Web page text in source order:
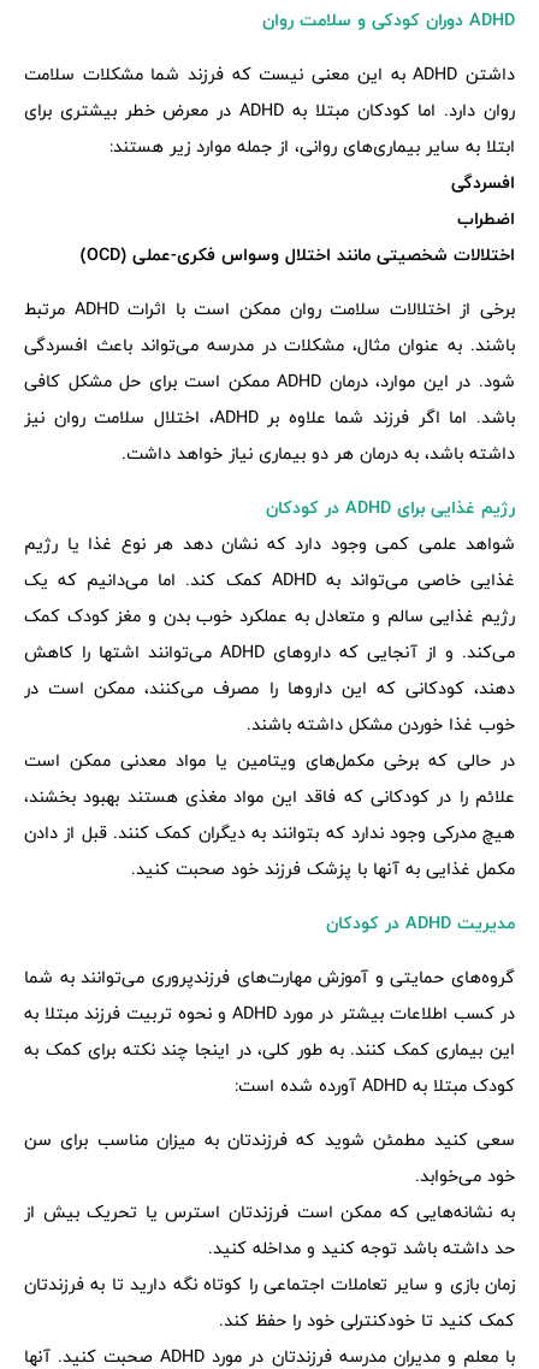
ADHD دوران کودکی و سلامت روان
داشتن ADHD به این معنی نیست که فرزند شما مشکلات سلامت
روان دارد. اما کودکان مبتلا به ADHD در معرض خطر بیشتری برای
ابتلا به سایر بیماری‌های روانی، از جمله موارد زیر هستند:
افسردگی
اضطراب
اختلالات شخصیتی مانند اختلال وسواس فکری-عملی (OCD)
برخی از اختلالات سلامت روان ممکن است با اثرات ADHD مرتبط
باشند. به عنوان مثال، مشکلات در مدرسه می‌تواند باعث افسردگی
شود. در این موارد، درمان ADHD ممکن است برای حل مشکل کافی
باشد. اما اگر فرزند شما علاوه بر ADHD، اختلال سلامت روان نیز
داشته باشد، به درمان هر دو بیماری نیاز خواهد داشت.
رژیم غذایی برای ADHD در کودکان
شواهد علمی کمی وجود دارد که نشان دهد هر نوع غذا یا رژیم
غذایی خاصی می‌تواند به ADHD کمک کند. اما می‌دانیم که یک
رژیم غذایی سالم و متعادل به عملکرد خوب بدن و مغز کودک کمک
می‌کند. و از آنجایی که داروهای ADHD می‌توانند اشتها را کاهش
دهند، کودکانی که این داروها را مصرف می‌کنند، ممکن است در
خوب غذا خوردن مشکل داشته باشند.
در حالی که برخی مکمل‌های ویتامین یا مواد معدنی ممکن است
علائم را در کودکانی که فاقد این مواد مغذی هستند بهبود بخشند،
هیچ مدرکی وجود ندارد که بتوانند به دیگران کمک کنند. قبل از دادن
مکمل غذایی به آنها با پزشک فرزند خود صحبت کنید.
مدیریت ADHD در کودکان
گروه‌های حمایتی و آموزش مهارت‌های فرزندپروری می‌توانند به شما
در کسب اطلاعات بیشتر در مورد ADHD و نحوه تربیت فرزند مبتلا به
این بیماری کمک کنند. به طور کلی، در اینجا چند نکته برای کمک به
کودک مبتلا به ADHD آورده شده است:
سعی کنید مطمئن شوید که فرزندتان به میزان مناسب برای سن
خود می‌خوابد.
به نشانه‌هایی که ممکن است فرزندتان استرس یا تحریک بیش از
حد داشته باشد توجه کنید و مداخله کنید.
زمان بازی و سایر تعاملات اجتماعی را کوتاه نگه دارید تا به فرزندتان
کمک کنید تا خودکنترلی خود را حفظ کند.
با معلم و مدیران مدرسه فرزندتان در مورد ADHD صحبت کنید. آنها